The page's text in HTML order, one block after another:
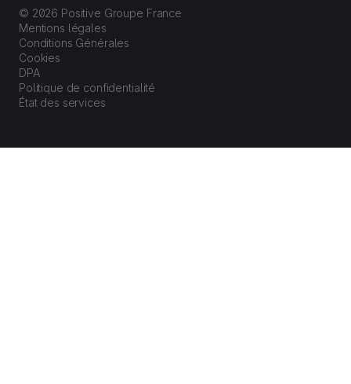
© 2026 Positive Groupe France
Mentions légales
Conditions Générales
Cookies
DPA
Politique de confidentialité
État des services